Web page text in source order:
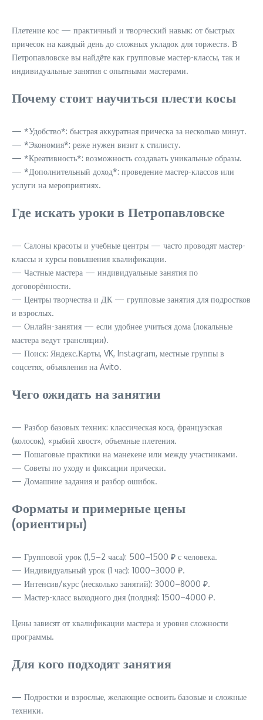
Плетение кос — практичный и творческий навык: от быстрых
причесок на каждый день до сложных укладок для торжеств. В
Петропавловске вы найдёте как групповые мастер-классы, так и
индивидуальные занятия с опытными мастерами.
Почему стоит научиться плести косы
— *Удобство*: быстрая аккуратная прическа за несколько минут.
— *Экономия*: реже нужен визит к стилисту.
— *Креативность*: возможность создавать уникальные образы.
— *Дополнительный доход*: проведение мастер-классов или
услуги на мероприятиях.
Где искать уроки в Петропавловске
— Салоны красоты и учебные центры — часто проводят мастер-
классы и курсы повышения квалификации.
— Частные мастера — индивидуальные занятия по
договорённости.
— Центры творчества и ДК — групповые занятия для подростков
и взрослых.
— Онлайн-занятия — если удобнее учиться дома (локальные
мастера ведут трансляции).
— Поиск: Яндекс.Карты, VK, Instagram, местные группы в
соцсетях, объявления на Avito.
Чего ожидать на занятии
— Разбор базовых техник: классическая коса, французская
(колосок), «рыбий хвост», объемные плетения.
— Пошаговые практики на манекене или между участниками.
— Советы по уходу и фиксации прически.
— Домашние задания и разбор ошибок.
Форматы и примерные цены
(ориентиры)
— Групповой урок (1,5–2 часа): 500–1500 ₽ с человека.
— Индивидуальный урок (1 час): 1000–3000 ₽.
— Интенсив/курс (несколько занятий): 3000–8000 ₽.
— Мастер-класс выходного дня (полдня): 1500–4000 ₽.
Цены зависят от квалификации мастера и уровня сложности
программы.
Для кого подходят занятия
— Подростки и взрослые, желающие освоить базовые и сложные
техники.